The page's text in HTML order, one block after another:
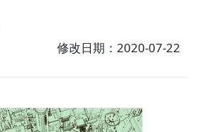
修改日期：2020-07-22